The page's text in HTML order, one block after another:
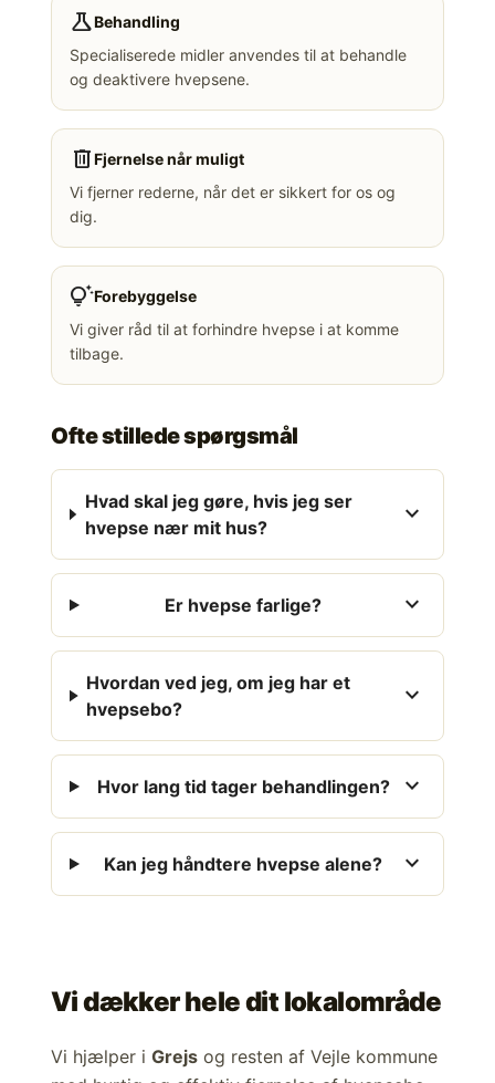
scienceBehandling
Specialiserede midler anvendes til at behandle
og deaktivere hvepsene.
deleteFjernelse når muligt
Vi fjerner rederne, når det er sikkert for os og
dig.
tips_and_updatesForebyggelse
Vi giver råd til at forhindre hvepse i at komme
tilbage.
Ofte stillede spørgsmål
Hvad skal jeg gøre, hvis jeg ser
hvepse nær mit hus?
expand_more
Er hvepse farlige? expand_more
Hvordan ved jeg, om jeg har et
hvepsebo?
expand_more
Hvor lang tid tager behandlingen? expand_more
Kan jeg håndtere hvepse alene? expand_more
Vi dækker hele dit lokalområde
Vi hjælper i Grejs og resten af Vejle kommune